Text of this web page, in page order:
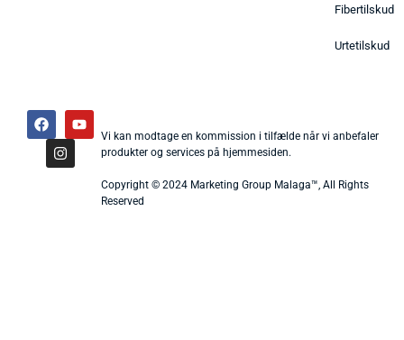
Fibertilskud
Urtetilskud
Vi kan modtage en kommission i tilfælde når vi anbefaler
produkter og services på hjemmesiden.
Copyright © 2024 Marketing Group Malaga™, All Rights
Reserved